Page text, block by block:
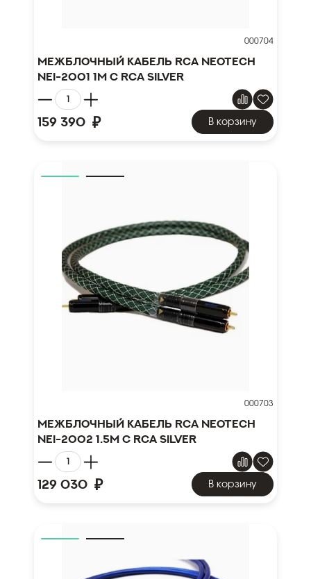
000704
Межблочный кабель RCA NEOTECH
NEI-2001 1м с RCA SILVER
159 390 ₽ В корзину
000703
Межблочный кабель RCA NEOTECH
NEI-2002 1.5м с RCA SILVER
129 030 ₽ В корзину